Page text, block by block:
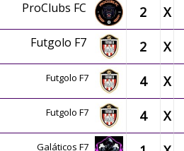
ProClubs FC 2 X
Futgolo F7 2 X
Futgolo F7 4 X
Futgolo F7 4 X
Galáticos F7